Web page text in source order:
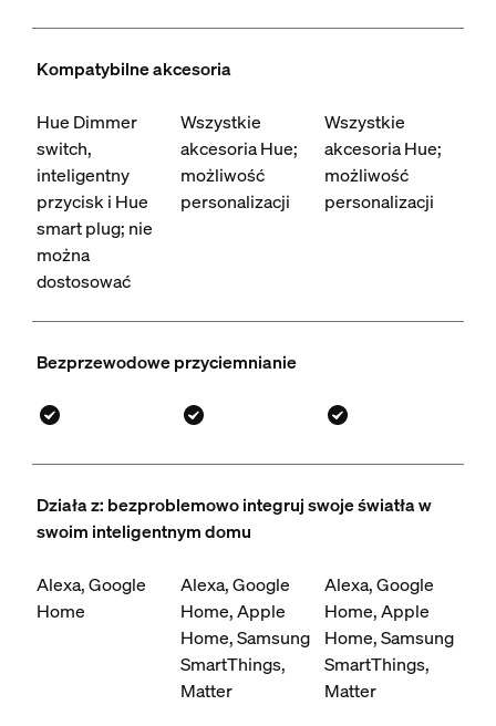
Kompatybilne akcesoria
Hue Dimmer
switch,
inteligentny
przycisk i Hue
smart plug; nie
można
dostosować
Wszystkie
akcesoria Hue;
możliwość
personalizacji
Wszystkie
akcesoria Hue;
możliwość
personalizacji
Bezprzewodowe przyciemnianie
Działa z: bezproblemowo integruj swoje światła w
swoim inteligentnym domu
Alexa, Google
Home
Alexa, Google
Home, Apple
Home, Samsung
SmartThings,
Matter
Alexa, Google
Home, Apple
Home, Samsung
SmartThings,
Matter